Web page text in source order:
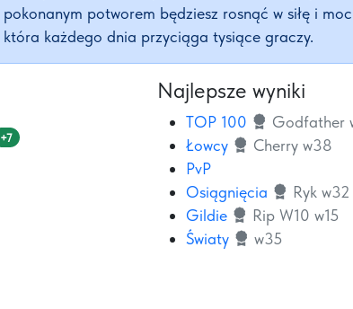
pokonanym potworem będziesz rosnąć w siłę i
która każdego dnia przyciąga tysiące graczy.
+7
Najlepsze wyniki
TOP 100
Godfather
Łowcy
Cherry w38
PvP
Osiągnięcia
Ryk w32
Gildie
Rip W10 w15
Światy
w35